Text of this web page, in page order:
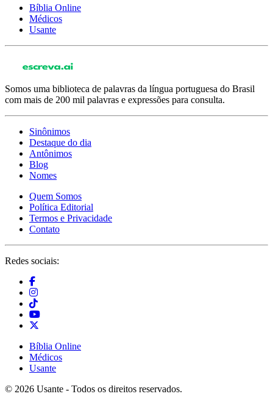
Bíblia Online
Médicos
Usante
Somos uma biblioteca de palavras da língua portuguesa do Brasil
com mais de 200 mil palavras e expressões para consulta.
Sinônimos
Destaque do dia
Antônimos
Blog
Nomes
Quem Somos
Política Editorial
Termos e Privacidade
Contato
Redes sociais:
Bíblia Online
Médicos
Usante
© 2026 Usante - Todos os direitos reservados.